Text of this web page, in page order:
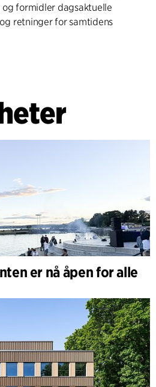
formidler dagsaktuelle
retninger for samtidens
er nå åpen for alle